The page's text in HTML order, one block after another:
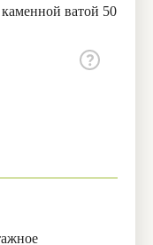
ватой 50